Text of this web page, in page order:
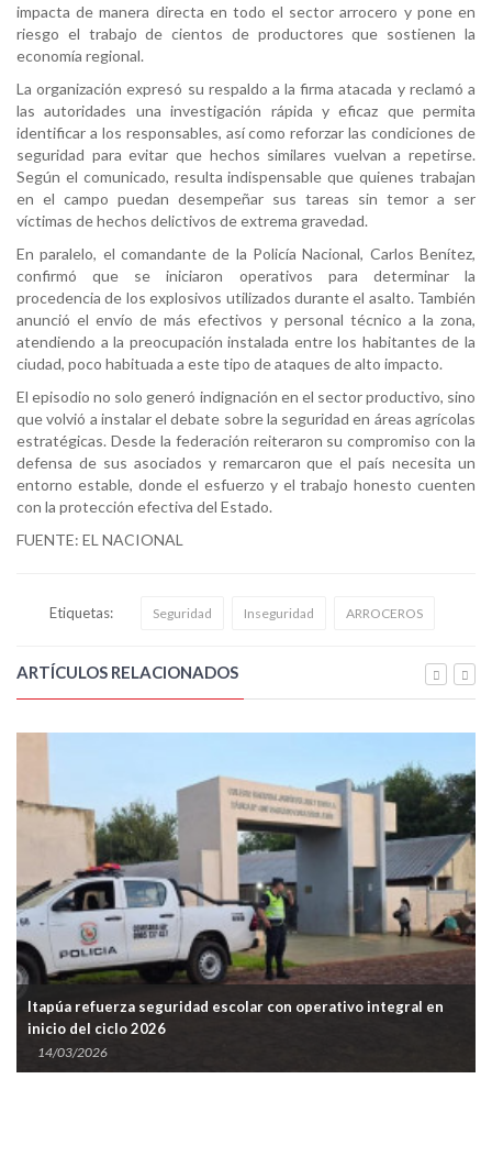
impacta de manera directa en todo el sector arrocero y pone en
riesgo el trabajo de cientos de productores que sostienen la
economía regional.
La organización expresó su respaldo a la firma atacada y reclamó a
las autoridades una investigación rápida y eficaz que permita
identificar a los responsables, así como reforzar las condiciones de
seguridad para evitar que hechos similares vuelvan a repetirse.
Según el comunicado, resulta indispensable que quienes trabajan
en el campo puedan desempeñar sus tareas sin temor a ser
víctimas de hechos delictivos de extrema gravedad.
En paralelo, el comandante de la Policía Nacional, Carlos Benítez,
confirmó que se iniciaron operativos para determinar la
procedencia de los explosivos utilizados durante el asalto. También
anunció el envío de más efectivos y personal técnico a la zona,
atendiendo a la preocupación instalada entre los habitantes de la
ciudad, poco habituada a este tipo de ataques de alto impacto.
El episodio no solo generó indignación en el sector productivo, sino
que volvió a instalar el debate sobre la seguridad en áreas agrícolas
estratégicas. Desde la federación reiteraron su compromiso con la
defensa de sus asociados y remarcaron que el país necesita un
entorno estable, donde el esfuerzo y el trabajo honesto cuenten
con la protección efectiva del Estado.
FUENTE: EL NACIONAL
Etiquetas: Seguridad Inseguridad ARROCEROS
ARTÍCULOS RELACIONADOS
Itapúa refuerza seguridad escolar con operativo integral en
inicio del ciclo 2026
14/03/2026